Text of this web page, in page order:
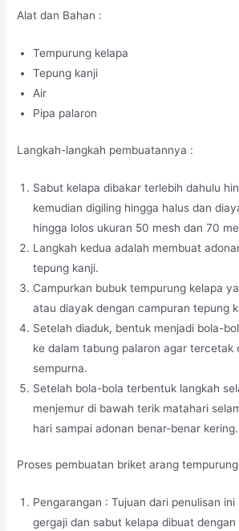
Alat dan Bahan :
Tempurung kelapa
Tepung kanji
Air
Pipa palaron
Langkah-langkah pembuatannya :
Sabut kelapa dibakar terlebih dahulu
kemudian digiling hingga halus dan
hingga lolos ukuran 50 mesh dan 70
Langkah kedua adalah membuat
tepung kanji.
Campurkan bubuk tempurung kelapa
atau diayak dengan campuran tepung
Setelah diaduk, bentuk menjadi bola-
ke dalam tabung palaron agar tercetak
sempurna.
Setelah bola-bola terbentuk langkah
menjemur di bawah terik matahari
hari sampai adonan benar-benar kering.
Proses pembuatan briket arang
Pengarangan : Tujuan dari penulisan
gergaji dan sabut kelapa dibuat